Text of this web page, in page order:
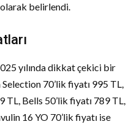
belirlendi.
yılında dikkat çekici bir
70’lik fiyatı 995 TL,
TL, Bells 50’lik fiyatı 789 TL,
16 YO 70’lik fiyatı ise